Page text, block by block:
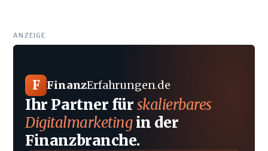
ANZEIGE
F FinanzErfahrungen.de
Ihr Partner fürskalierbares
Digitalmarketingin der
Finanzbranche.